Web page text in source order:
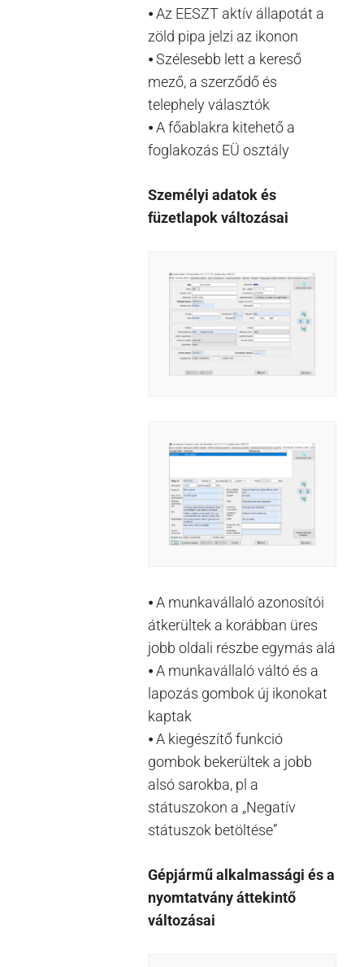
⦁ Az EESZT aktív állapotát a
zöld pipa jelzi az ikonon
⦁ Szélesebb lett a kereső
mező, a szerződő és
telephely választók
⦁ A főablakra kitehető a
foglakozás EÜ osztály
Személyi adatok és
füzetlapok változásai
⦁ A munkavállaló azonosítói
átkerültek a korábban üres
jobb oldali részbe egymás alá
⦁ A munkavállaló váltó és a
lapozás gombok új ikonokat
kaptak
⦁ A kiegészítő funkció
gombok bekerültek a jobb
alsó sarokba, pl a
státuszokon a „Negatív
státuszok betöltése”
Gépjármű alkalmassági és a
nyomtatvány áttekintő
változásai